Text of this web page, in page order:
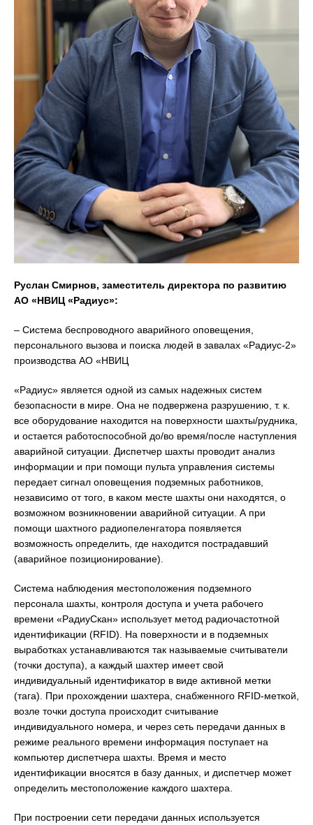
Руслан Смирнов, заместитель директора по развитию
АО «НВИЦ «Радиус»:
– Система беспроводного аварийного оповещения,
персонального вызова и поиска людей в завалах «Радиус-2»
производства АО «НВИЦ
«Радиус» является одной из самых надежных систем
безопасности в мире. Она не подвержена разрушению, т. к.
все оборудование находится на поверхности шахты/рудника,
и остается работоспособной до/во время/после наступления
аварийной ситуации. Диспетчер шахты проводит анализ
информации и при помощи пульта управления системы
передает сигнал оповещения подземных работников,
независимо от того, в каком месте шахты они находятся, о
возможном возникновении аварийной ситуации. А при
помощи шахтного радиопеленгатора появляется
возможность определить, где находится пострадавший
(аварийное позиционирование).
Система наблюдения местоположения подземного
персонала шахты, контроля доступа и учета рабочего
времени «РадиуСкан» использует метод радиочастотной
идентификации (RFID). На поверхности и в подземных
выработках устанавливаются так называемые считыватели
(точки доступа), а каждый шахтер имеет свой
индивидуальный идентификатор в виде активной метки
(тага). При прохождении шахтера, снабженного RFID-меткой,
возле точки доступа происходит считывание
индивидуального номера, и через сеть передачи данных в
режиме реального времени информация поступает на
компьютер диспетчера шахты. Время и место
идентификации вносятся в базу данных, и диспетчер может
определить местоположение каждого шахтера.
При построении сети передачи данных используется